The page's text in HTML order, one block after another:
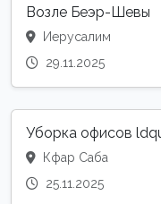
Возле Беэр-Шевы
Иерусалим
29.11.2025
Уборка офисов
Кфар Саба
25.11.2025